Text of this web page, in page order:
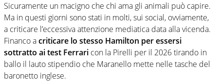
Sicuramente un macigno che chi ama gli animali può capire.
Ma in questi giorni sono stati in molti, sui social, ovviamente,
a criticare l’eccessiva attenzione mediatica data alla vicenda.
Financo acriticare lo stesso Hamilton per essersi
sottratto ai test Ferrari con la Pirelli per il 2026 tirando in
ballo il lauto stipendio che Maranello mette nelle tasche del
baronetto inglese.